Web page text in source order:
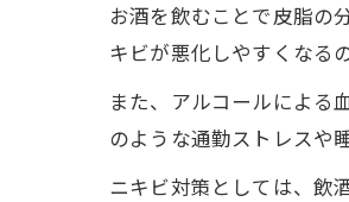
お酒を飲むことで皮脂の
キビが悪化しやすくなるの
また、アルコールによる
のような通勤ストレスや
ニキビ対策としては、飲